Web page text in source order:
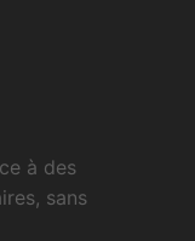
à des
sans